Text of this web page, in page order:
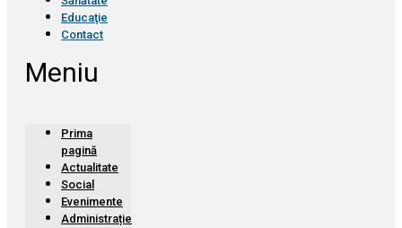
Educaţie
Contact
Meniu
Prima
pagină
Actualitate
Social
Evenimente
Administrație